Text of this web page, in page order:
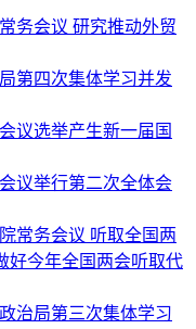
务会议 研究推动外贸
第四次集体学习并发
议选举产生新一届国
议举行第二次全体会
常务会议 听取全国两
好今年全国两会听取代
治局第三次集体学习